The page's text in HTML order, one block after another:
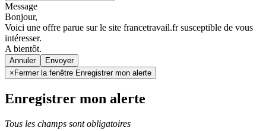
Message
Bonjour,
Voici une offre parue sur le site francetravail.fr susceptible de vous
intéresser.
A bientôt.
Annuler
× Fermer la fenêtre Enregistrer mon alerte
Enregistrer mon alerte
Tous les champs sont obligatoires